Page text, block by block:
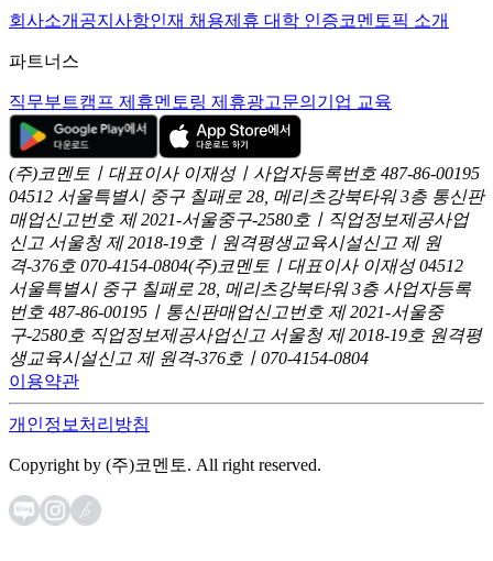
회사소개 공지사항인재 채용제휴 대학 인증코멘토픽 소개
파트너스
직무부트캠프 제휴멘토링 제휴광고문의 기업 교육
(주)코멘토ㅣ대표이사 이재성ㅣ사업자등록번호 487-86-00195
04512 서울특별시 중구 칠패로 28, 메리츠강북타워 3층 통신판
매업신고번호 제 2021-서울중구-2580호ㅣ직업정보제공사업
신고 서울청 제 2018-19호ㅣ원격평생교육시설신고 제 원
격-376호 070-4154-0804(주)코멘토ㅣ대표이사 이재성 04512
서울특별시 중구 칠패로 28, 메리츠강북타워 3층 사업자등록
번호 487-86-00195ㅣ통신판매업신고번호 제 2021-서울중
구-2580호 직업정보제공사업신고 서울청 제 2018-19호 원격평
생교육시설신고 제 원격-376호ㅣ070-4154-0804
이용약관
개인정보처리방침
Copyright by (주)코멘토. All right reserved.